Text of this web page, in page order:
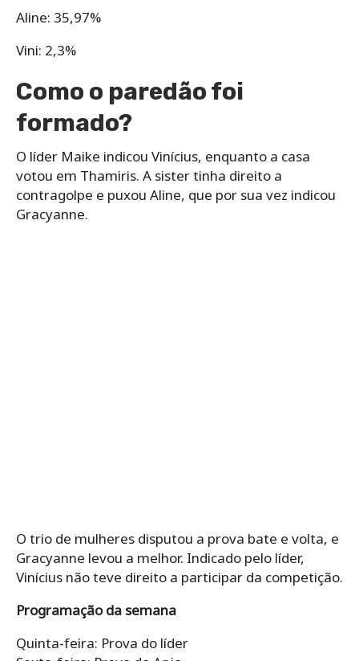
Aline: 35,97%
Vini: 2,3%
Como o paredão foi
formado?
O líder Maike indicou Vinícius, enquanto a casa
votou em Thamiris. A sister tinha direito a
contragolpe e puxou Aline, que por sua vez indicou
Gracyanne.
O trio de mulheres disputou a prova bate e volta, e
Gracyanne levou a melhor. Indicado pelo líder,
Vinícius não teve direito a participar da competição.
Programação da semana
Quinta-feira: Prova do líder